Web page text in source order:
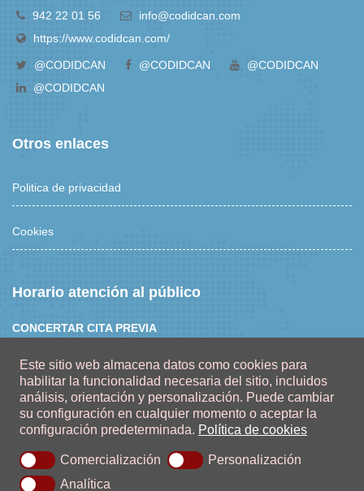
Este sitio web almacena datos como cookies para
habilitar la funcionalidad necesaria del sitio, incluidos
análisis, orientación y personalización. Puede cambiar
su configuración en cualquier momento o aceptar la
configuración predeterminada. Política de cookies
Comercialización
Personalización
Analítica
942 22 01 56
info@codidcan.com
https://www.codidcan.com/
@CODIDCAN @CODIDCAN
@CODIDCAN
@CODIDCAN
Otros enlaces
Politica de privacidad
Cookies
Horario atención al público
CONCERTAR CITA PREVIA
Mañanas 9:00 a 13:00 horas
Tardes 16:00 a 20:00 horas
Viernes
Mañanas 9:00 a 13:00 horas